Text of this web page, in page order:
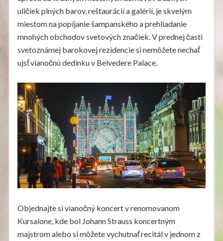
uličiek plných barov, reštaurácií a galérií, je skvelým
miestom na popíjanie šampanského a prehliadanie
mnohých obchodov svetových značiek. V prednej časti
svetoznámej barokovej rezidencie si nemôžete nechať
ujsť vianočnú dedinku v Belvedere Palace.
Objednajte si vianočný koncert v renomovanom
Kursalone, kde bol Johann Strauss koncertným
majstrom alebo si môžete vychutnať recitál v jednom z